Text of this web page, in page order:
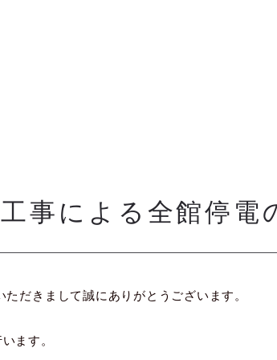
事による全館停電
だきまして誠にありがとうございます。
ます。